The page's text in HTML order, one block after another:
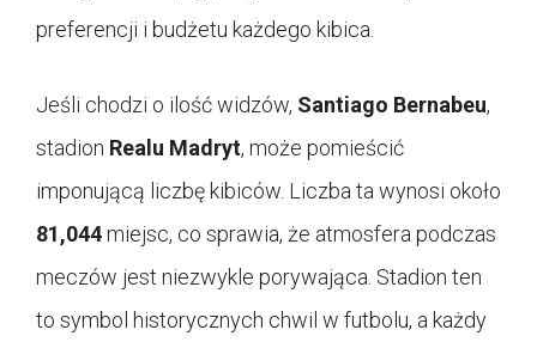
preferencji i budżetu każdego kibica.
Jeśli chodzi o ilość widzów, Santiago Bernabeu,
stadion Realu Madryt, może pomieścić
imponującą liczbę kibiców. Liczba ta wynosi około
81,044miejsc, co sprawia, że atmosfera podczas
meczów jest niezwykle porywająca. Stadion ten
to symbol historycznych chwil w futbolu, a każdy